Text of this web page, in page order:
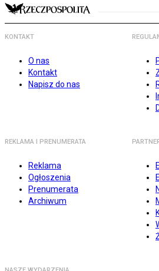
KONTAKT
O nas
Kontakt
Napisz do nas
REKLAMA I PRENUMERATA
Reklama
Ogłoszenia
Prenumerata
Archiwum